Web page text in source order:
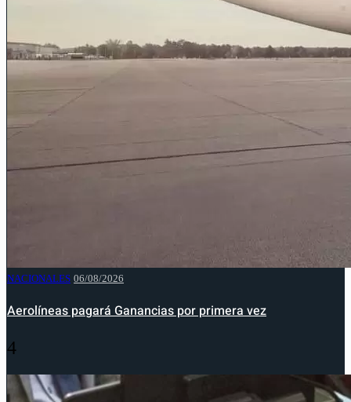
NACIONALES 06/08/2026
Aerolíneas pagará Ganancias por primera vez
4